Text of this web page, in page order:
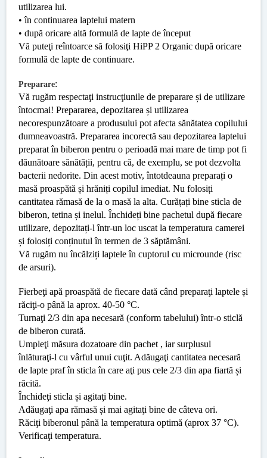
utilizarea lui.
• în continuarea laptelui matern
• după oricare altă formulă de lapte de început
Vă puteţi reîntoarce să folosiţi HiPP 2 Organic după oricare
formulă de lapte de continuare.
Preparare:
Vă rugăm respectaţi instrucţiunile de preparare și de utilizare
întocmai! Prepararea, depozitarea și utilizarea
necorespunzătoare a produsului pot afecta sănătatea copilului
dumneavoastră. Prepararea incorectă sau depozitarea laptelui
preparat în biberon pentru o perioadă mai mare de timp pot fi
dăunătoare sănătății, pentru că, de exemplu, se pot dezvolta
bacterii nedorite. Din acest motiv, întotdeauna preparați o
masă proaspătă și hrăniți copilul imediat. Nu folosiți
cantitatea rămasă de la o masă la alta. Curățați bine sticla de
biberon, tetina și inelul. Închideți bine pachetul după fiecare
utilizare, depozitați-l într-un loc uscat la temperatura camerei
și folosiți conținutul în termen de 3 săptămâni.
Vă rugăm nu încălziți laptele în cuptorul cu microunde (risc
de arsuri).
Fierbeţi apă proaspătă de fiecare dată când preparaţi laptele și
răciţi-o până la aprox. 40-50 °C.
Turnaţi 2/3 din apa necesară (conform tabelului) într-o sticlă
de biberon curată.
Umpleţi măsura dozatoare din pachet , iar surplusul
înlăturaţi-l cu vârful unui cuţit. Adăugaţi cantitatea necesară
de lapte praf în sticla în care aţi pus cele 2/3 din apa fiartă și
răcită.
Închideţi sticla și agitaţi bine.
Adăugaţi apa rămasă și mai agitaţi bine de câteva ori.
Răciţi biberonul până la temperatura optimă (aprox 37 °C).
Verificaţi temperatura.